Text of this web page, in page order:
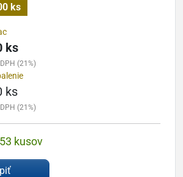
ks
ks
(21%)
ks
(21%)
kusov